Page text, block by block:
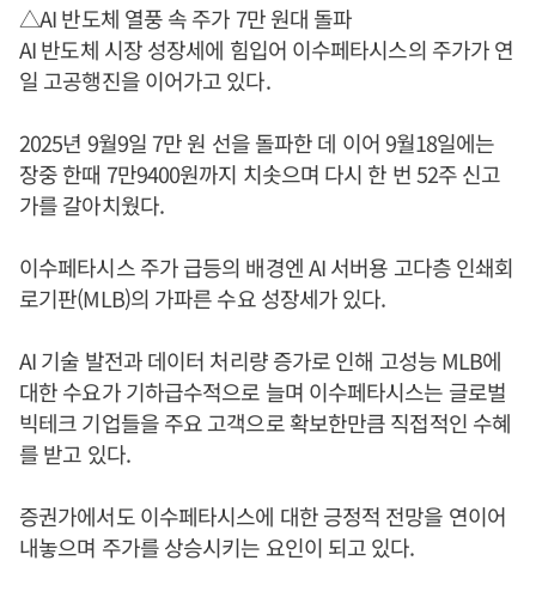
△AI 반도체 열풍 속 주가 7만 원대 돌파
AI 반도체 시장 성장세에 힘입어 이수페타시스의 주가가 연
일 고공행진을 이어가고 있다.
2025년 9월9일 7만 원 선을 돌파한 데 이어 9월18일에는
장중 한때 7만9400원까지 치솟으며 다시 한 번 52주 신고
가를 갈아치웠다.
이수페타시스 주가 급등의 배경엔 AI 서버용 고다층 인쇄회
로기판(MLB)의 가파른 수요 성장세가 있다.
AI 기술 발전과 데이터 처리량 증가로 인해 고성능 MLB에
대한 수요가 기하급수적으로 늘며 이수페타시스는 글로벌
빅테크 기업들을 주요 고객으로 확보한만큼 직접적인 수혜
를 받고 있다.
증권가에서도 이수페타시스에 대한 긍정적 전망을 연이어
내놓으며 주가를 상승시키는 요인이 되고 있다.